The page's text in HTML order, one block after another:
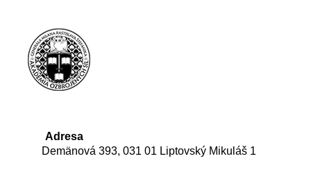
Adresa
Demänová 393, 031 01 Liptovský Mikuláš 1